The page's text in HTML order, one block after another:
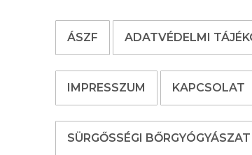
ÁSZF ADATVÉDELMI
IMPRESSZUM KAPCSOLAT
SÜRGŐSSÉGI BŐRGYÓGYÁSZAT